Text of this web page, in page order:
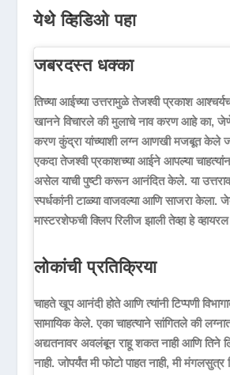
येथे व्हिडिओ पहा
जबरदस्त धक्का
तिच्या आईच्या उत्तरामुळे तेजश्वी प्रकाश
खानने विचारले की मुलाचे नाव करण आहे का,
करण कुंद्रा यांच्याशी लग्न आणखी मजबूत केले
एकदा तेजश्वी प्रकाशच्या आईने आपल्या
असेल याची पुष्टी करून आनंदित केले. या
स्पर्धकांनी टाळ्या वाजवल्या आणि साजरा केला.
मास्टरशेफची क्लिप रिलीज झाली तेव्हा हे
लोकांची प्रतिक्रिया
चाहते खूप आनंदी होते आणि त्यांनी टिप्पणी
सामायिक केले. एका चाहत्याने सांगितले की लग्नात
अद्यतनावर अवलंबून राहू शकत नाही आणि तिने
नाही. जोपर्यंत मी फोटो पाहत नाही, मी मंगलसुत्र